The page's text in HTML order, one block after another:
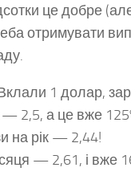
це добре
отримувати
1 долар,
— 2,5, а це вже
на рік — 2,44!
— 2,61, і вже